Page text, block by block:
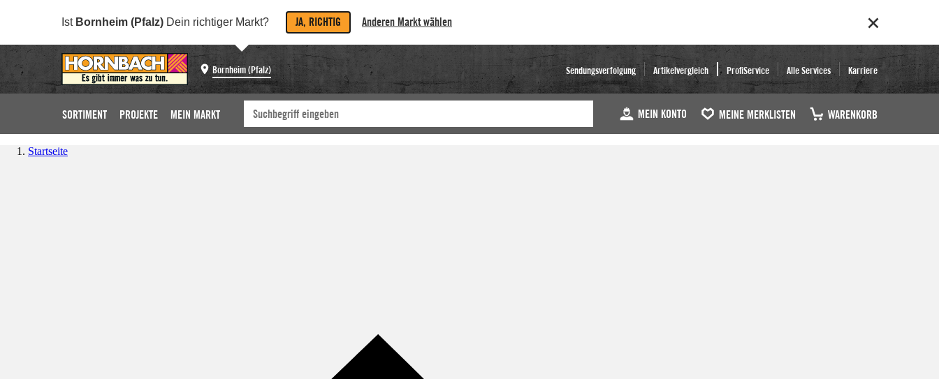
Ist Bornheim (Pfalz) Dein richtiger Markt? JA, RICHTIG Anderen Markt wählen
Bornheim (Pfalz) Sendungsverfolgung Artikelvergleich ProfiService Alle Services Karriere
SORTIMENT PROJEKTE MEIN MARKT MEIN KONTO MEINE MERKLISTEN WARENKORB
Startseite